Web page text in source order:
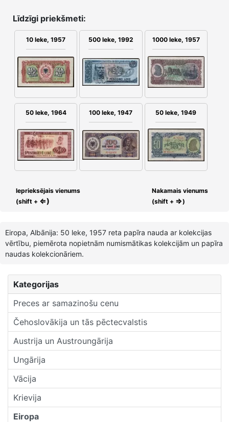
Kategorijas
Preces ar samazinošu cenu
Čehoslovākija un tās pēctecvalstis
Austrija un Austroungārija
Ungārija
Vācija
Krievija
Eiropa
Līdzīgi priekšmeti:
10 leke, 1957 500 leke, 1992 1000 leke, 1957
50 leke, 1964 100 leke, 1947 50 leke, 1949
Ieprieksējais vienums
(shift + ⇐)
Nakamais vienums
(shift + ⇒)
Eiropa, Albānija: 50 leke, 1957 reta papīra nauda ar kolekcijas
vērtību, piemērota nopietnām numismātikas kolekcijām un papīra
naudas kolekcionāriem.